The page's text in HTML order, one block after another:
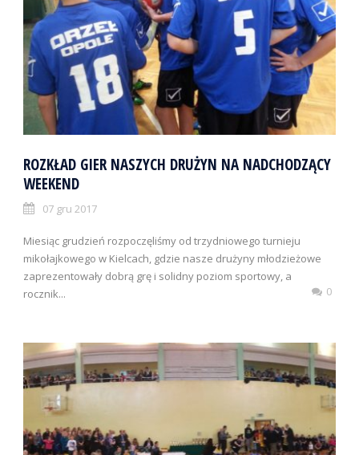
ROZKŁAD GIER NASZYCH DRUŻYN NA NADCHODZĄCY
WEEKEND
07 gru 2017
Miesiąc grudzień rozpoczęliśmy od trzydniowego turnieju
mikołajkowego w Kielcach, gdzie nasze drużyny młodzieżowe
zaprezentowały dobrą grę i solidny poziom sportowy, a
rocznik...
0